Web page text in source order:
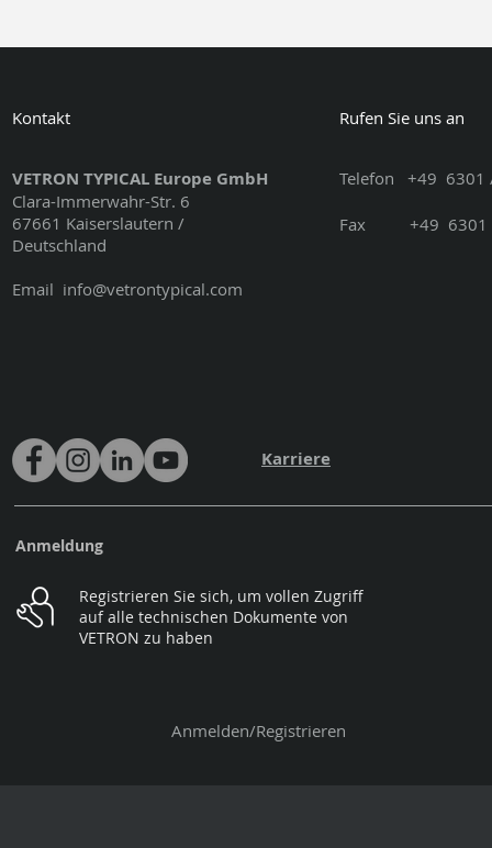
Kontakt
VETRON TYPICAL Europe GmbH
Clara-Immerwahr-Str. 6
67661 Kaiserslautern /
Deutschland
Email info@vetrontypical.com
Rufen Sie uns an
Telefon +49 6301
Fax +49
Karriere
Anmeldung
Registrieren Sie sich, um vollen Zugriff
auf alle technischen Dokumente von
VETRON zu haben
Anmelden/Registrieren